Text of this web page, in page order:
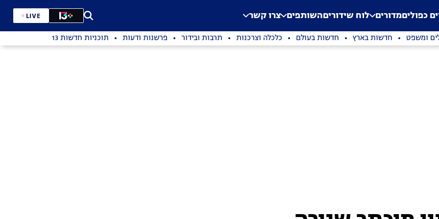
Application error: a
. כפוליםמדורים לוח שידוריםהשותפים צרו קשר LIVE
ומשפט חדשות בארץ חדשות בעולם כלכלה וצרכנות תרבות ובידור פרשנות ודעות תוכניות חדשות 13